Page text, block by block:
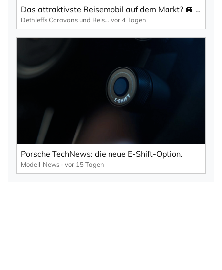
Das attraktivste Reisemobil auf dem Markt? 🚐 | Der GLOBEBUS GO ACTIVE T 45
Dethleffs Caravans und Reisemobile vor 4 Tagen
Porsche TechNews: die neue E-Shift-Option.
Modell-News vor 15 Tagen